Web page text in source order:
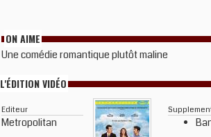
ON AIME
Une comédie romantique plutôt maline
L'ÉDITION VIDÉO
Editeur
Metropolitan